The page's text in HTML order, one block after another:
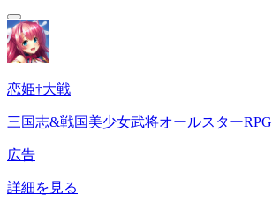
恋姫†大戦
三国志&戦国美少女武将オールスターRPG
広告
詳細を見る